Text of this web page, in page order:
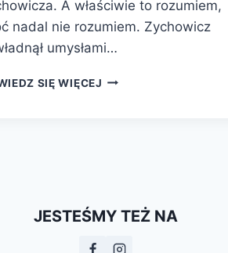
A właściwie to rozumiem,
nadal nie rozumiem. Zychowicz
umysłami…
SIĘ WIĘCEJ PAKT
I
SZANSĘ
JESTEŚMY TEŻ NA